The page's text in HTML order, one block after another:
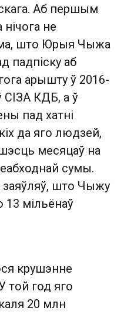
Аб першым
не
што Юрыя Чыжа
падпіску аб
арышту ў 2016-
КДБ, а ў
пад хатні
да яго людзей,
месяцаў на
сумы.
што Чыжу
13 мільёнаў
крушэнне
той год яго
20 млн